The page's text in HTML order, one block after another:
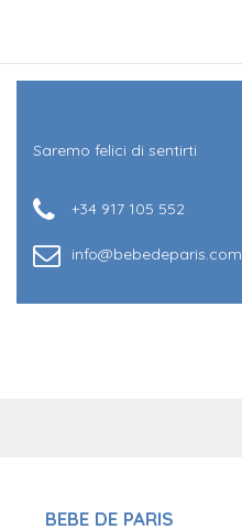
Saremo felici di sentirti
+34 917 105 552
info@bebedeparis.com
BEBE DE PARIS